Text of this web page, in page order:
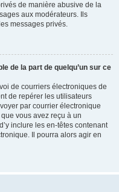
de manière abusive de la
aux modérateurs. Ils
messages privés.
de la part de quelqu’un sur ce
de courriers électroniques de
de repérer les utilisateurs
par courrier électronique
vous avez reçu à un
inclure les en-têtes contenant
Il pourra alors agir en